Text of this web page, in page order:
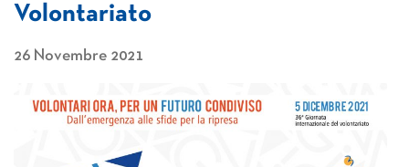
Volontariato
26 Novembre 2021